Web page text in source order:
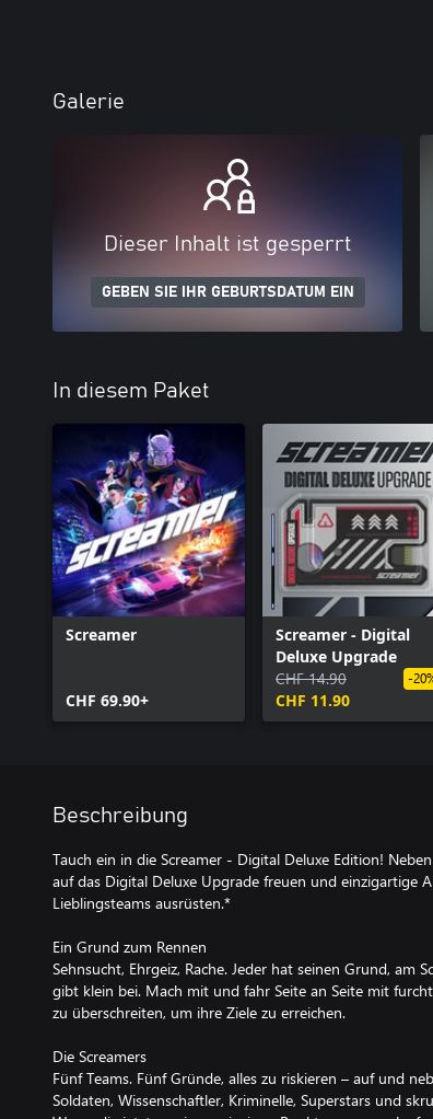
Galerie
Dieser Inhalt ist gesperrt
GEBEN SIE IHR GEBURTSDATUM EIN
In diesem Paket
Screamer
CHF 69.90+
Screamer - Digital
Deluxe Upgrade
CHF 14.90
CHF 11.90
-
Beschreibung
Tauch ein in die Screamer - Digital Deluxe Edition!
auf das Digital Deluxe Upgrade freuen und einzigartige
Lieblingsteams ausrüsten.*
Ein Grund zum Rennen
Sehnsucht, Ehrgeiz, Rache. Jeder hat seinen Grund, am
gibt klein bei. Mach mit und fahr Seite an Seite mit
zu überschreiten, um ihre Ziele zu erreichen.
Die Screamers
Fünf Teams. Fünf Gründe, alles zu riskieren – auf und
Soldaten, Wissenschaftler, Kriminelle, Superstars und